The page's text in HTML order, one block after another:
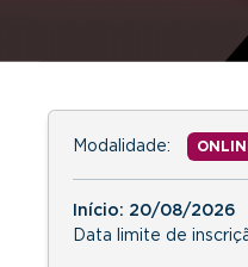
Modalidade:
Início: 20/08/2026
Data limite de